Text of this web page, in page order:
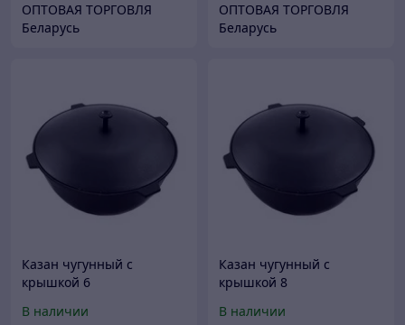
ОПТОВАЯ ТОРГОВЛЯ
Беларусь
ОПТОВАЯ ТОРГОВЛЯ
Беларусь
Казан чугунный с
крышкой 6
В наличии
Казан чугунный с
крышкой 8
В наличии